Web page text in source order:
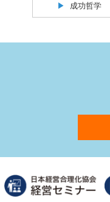
成功哲学